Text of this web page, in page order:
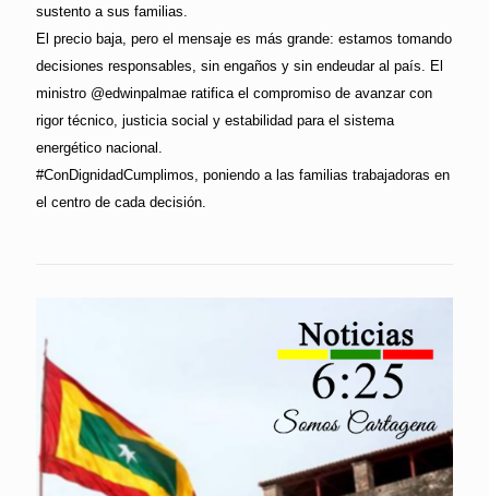
sustento a sus familias.
El precio baja, pero el mensaje es más grande: estamos tomando
decisiones responsables, sin engaños y sin endeudar al país. El
ministro @edwinpalmae ratifica el compromiso de avanzar con
rigor técnico, justicia social y estabilidad para el sistema
energético nacional.
#ConDignidadCumplimos, poniendo a las familias trabajadoras en
el centro de cada decisión.